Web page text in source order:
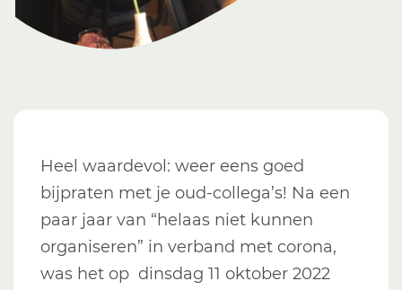
Heel waardevol: weer eens goed
bijpraten met je oud-collega’s! Na een
paar jaar van “helaas niet kunnen
organiseren” in verband met corona,
was het op dinsdag 11 oktober 2022